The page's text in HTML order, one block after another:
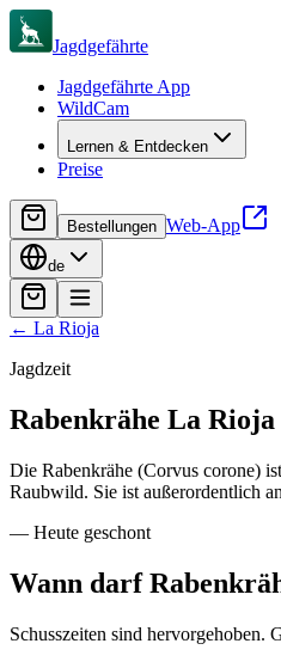
Jagdgefährte
Jagdgefährte App
WildCam
Lernen & Entdecken
Preise
Bestellungen Web-App
de
← La Rioja
Jagdzeit
Rabenkrähe La Rioja
Die Rabenkrähe (Corvus corone)
Raubwild. Sie ist außerordentlich
— Heute geschont
Wann darf
Schusszeiten sind hervorgehoben.